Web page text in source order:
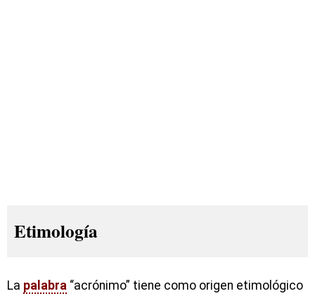
Etimología
La palabra “acrónimo” tiene como origen etimológico